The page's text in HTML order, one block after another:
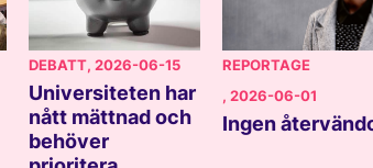
DEBATT, 2026-06-15
Universiteten har
nått mättnad och
behöver
REPORTAGE
, 2026-06-01
Ingen